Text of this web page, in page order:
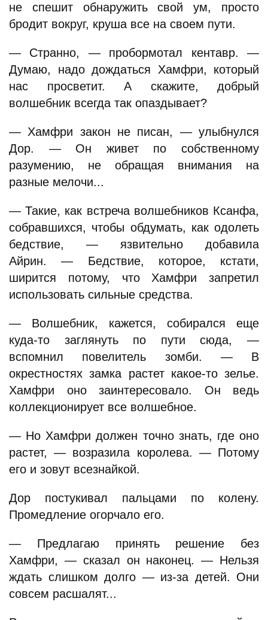
не спешит обнаружить свой ум, просто
бродит вокруг, круша все на своем пути.
— Странно, — пробормотал кентавр. —
Думаю, надо дождаться Хамфри, который
нас просветит. А скажите, добрый
волшебник всегда так опаздывает?
— Хамфри закон не писан, — улыбнулся
Дор. — Он живет по собственному
разумению, не обращая внимания на
разные мелочи...
— Такие, как встреча волшебников Ксанфа,
собравшихся, чтобы обдумать, как одолеть
бедствие, — язвительно добавила
Айрин. — Бедствие, которое, кстати,
ширится потому, что Хамфри запретил
использовать сильные средства.
— Волшебник, кажется, собирался еще
куда-то заглянуть по пути сюда, —
вспомнил повелитель зомби. — В
окрестностях замка растет какое-то зелье.
Хамфри оно заинтересовало. Он ведь
коллекционирует все волшебное.
— Но Хамфри должен точно знать, где оно
растет, — возразила королева. — Потому
его и зовут всезнайкой.
Дор постукивал пальцами по колену.
Промедление огорчало его.
— Предлагаю принять решение без
Хамфри, — сказал он наконец. — Нельзя
ждать слишком долго — из-за детей. Они
совсем расшалят...